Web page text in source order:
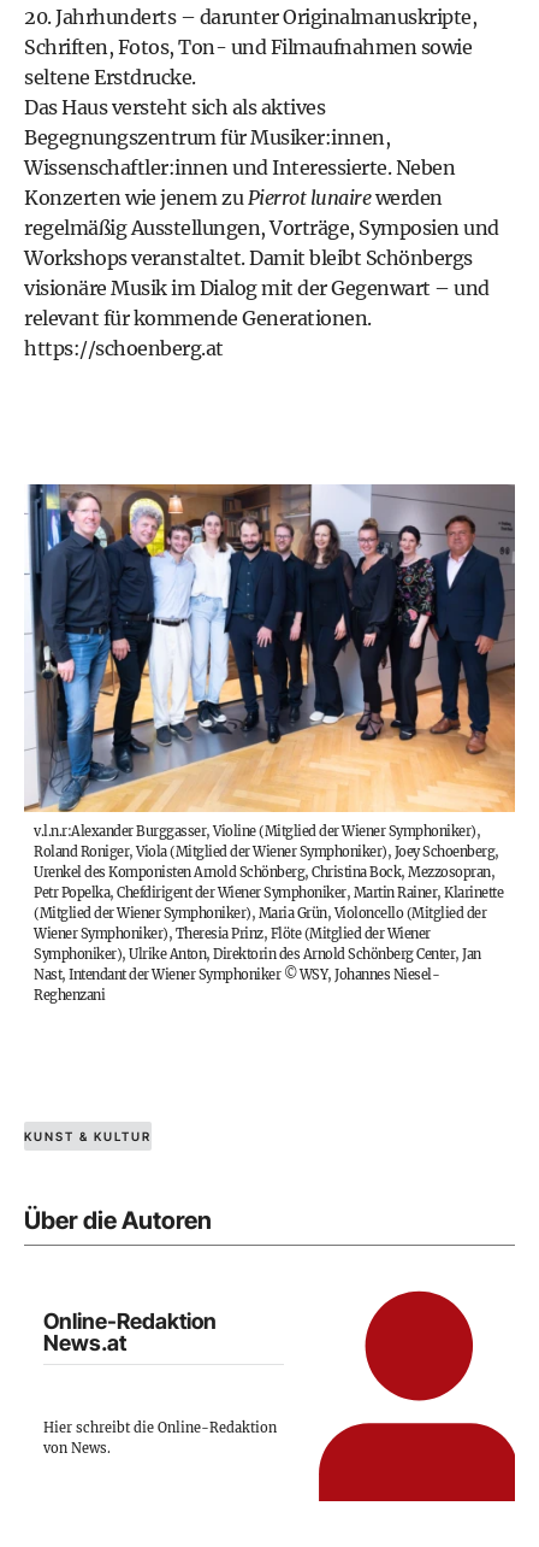
20. Jahrhunderts – darunter Originalmanuskripte,
Schriften, Fotos, Ton- und Filmaufnahmen sowie
seltene Erstdrucke.
Das Haus versteht sich als aktives
Begegnungszentrum für Musiker:innen,
Wissenschaftler:innen und Interessierte. Neben
Konzerten wie jenem zuPierrot lunairewerden
regelmäßig Ausstellungen, Vorträge, Symposien und
Workshops veranstaltet. Damit bleibt Schönbergs
visionäre Musik im Dialog mit der Gegenwart – und
relevant für kommende Generationen.
https://schoenberg.at
v.l.n.r:Alexander Burggasser, Violine (Mitglied der Wiener Symphoniker),
Roland Roniger, Viola (Mitglied der Wiener Symphoniker), Joey Schoenberg,
Urenkel des Komponisten Arnold Schönberg, Christina Bock, Mezzosopran,
Petr Popelka, Chefdirigent der Wiener Symphoniker, Martin Rainer, Klarinette
(Mitglied der Wiener Symphoniker), Maria Grün, Violoncello (Mitglied der
Wiener Symphoniker), Theresia Prinz, Flöte (Mitglied der Wiener
Symphoniker), Ulrike Anton, Direktorin des Arnold Schönberg Center, Jan
Nast, Intendant der Wiener Symphoniker©WSY, Johannes Niesel-
Reghenzani
KUNST & KULTUR
Über die Autoren
Online-Redaktion
News.at
Hier schreibt die Online-Redaktion
von News.